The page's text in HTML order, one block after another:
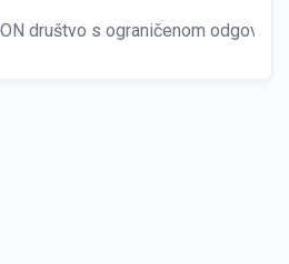
društvo s ograničenom